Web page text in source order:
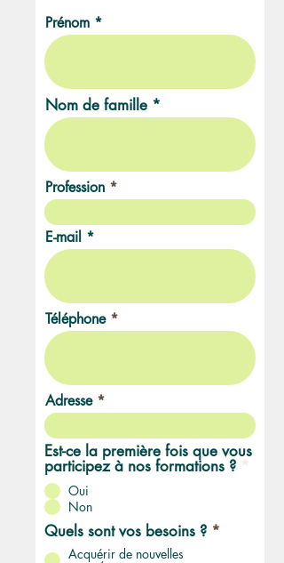
Prénom
Nom de famille
Profession
E-mail
Téléphone
Adresse
Est-ce la première fois que vous
participez à nos formations ? *
Oui
Non
Quels sont vos besoins ? *
Acquérir de nouvelles